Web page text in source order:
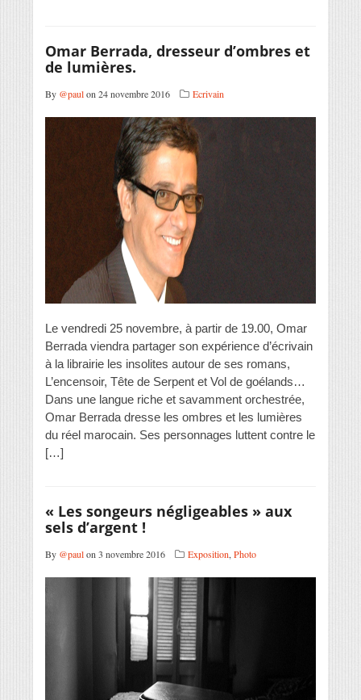
Omar Berrada, dresseur d’ombres et
de lumières.
By @paulon 24 novembre 2016 Ecrivain
Le vendredi 25 novembre, à partir de 19.00, Omar
Berrada viendra partager son expérience d’écrivain
à la librairie les insolites autour de ses romans,
L’encensoir, Tête de Serpent et Vol de goélands…
Dans une langue riche et savamment orchestrée,
Omar Berrada dresse les ombres et les lumières
du réel marocain. Ses personnages luttent contre le
[…]
« Les songeurs négligeables » aux
sels d’argent !
By @paulon 3 novembre 2016 Exposition, Photo